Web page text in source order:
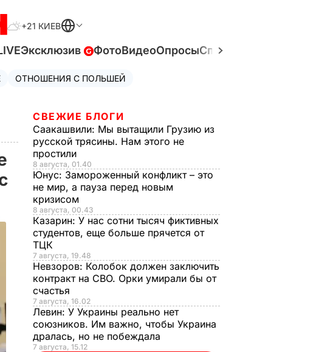
+21 КИЕВ
Эксклюзив ФотоВидеоОпросыСпецпроекты
ОТНОШЕНИЯ С ПОЛЬШЕЙ
СВЕЖИЕ БЛОГИ
Саакашвили: Мы вытащили Грузию из
русской трясины. Нам этого не
простили
8 августа, 01.40
Юнус: Замороженный конфликт – это
не мир, а пауза перед новым
кризисом
8 августа, 00.43
Казарин: У нас сотни тысяч фиктивных
студентов, еще больше прячется от
ТЦК
7 августа, 19.48
Невзоров: Колобок должен заключить
контракт на СВО. Орки умирали бы от
счастья
7 августа, 16.02
Левин: У Украины реально нет
союзников. Им важно, чтобы Украина
дралась, но не побеждала
7 августа, 15.12